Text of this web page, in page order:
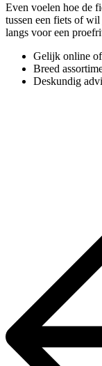
Even voelen hoe de
tussen een fiets of
langs voor een
Gelijk online
Breed
Deskundig